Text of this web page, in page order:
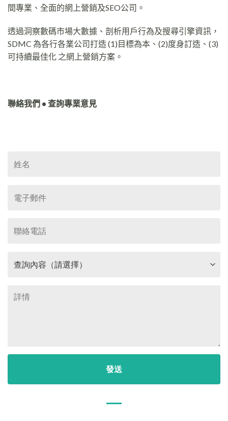
間專業、全面的網上營銷及SEO公司。
透過洞察數碼市場大數據、剖析用戶行為及搜尋引擎資訊，
SDMC 為各行各業公司打造 (1)目標為本、(2)度身訂造、(3)
可持續最佳化 之網上營銷方案。
聯絡我們 • 查詢專業意見